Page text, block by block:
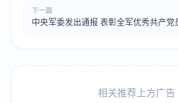
下一篇
中央军委发出通报 表彰全军优秀共产党
相关推荐上方广